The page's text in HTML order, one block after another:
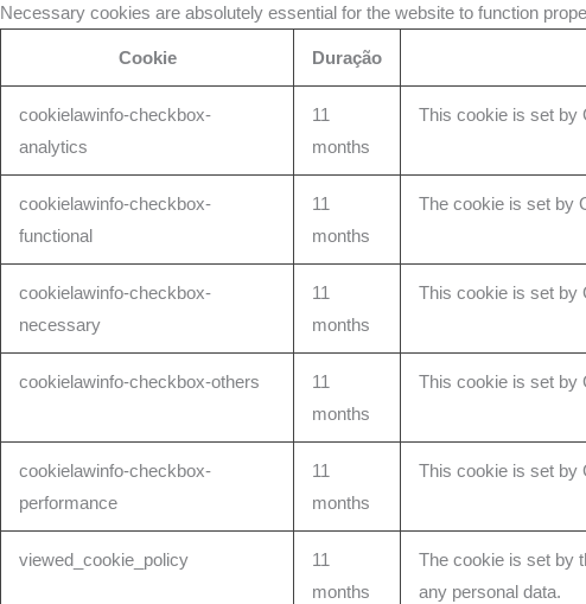
Necessary cookies are absolutely essential for the website to function
Cookie Duração
cookielawinfo-checkbox-
analytics
11
months
This cookie is set by
cookielawinfo-checkbox-
functional
11
months
The cookie is set by
cookielawinfo-checkbox-
necessary
11
months
This cookie is set by
cookielawinfo-checkbox-others
11
months
This cookie is set by
cookielawinfo-checkbox-
performance
11
months
This cookie is set by
viewed_cookie_policy
11
months
The cookie is set by
any personal data.